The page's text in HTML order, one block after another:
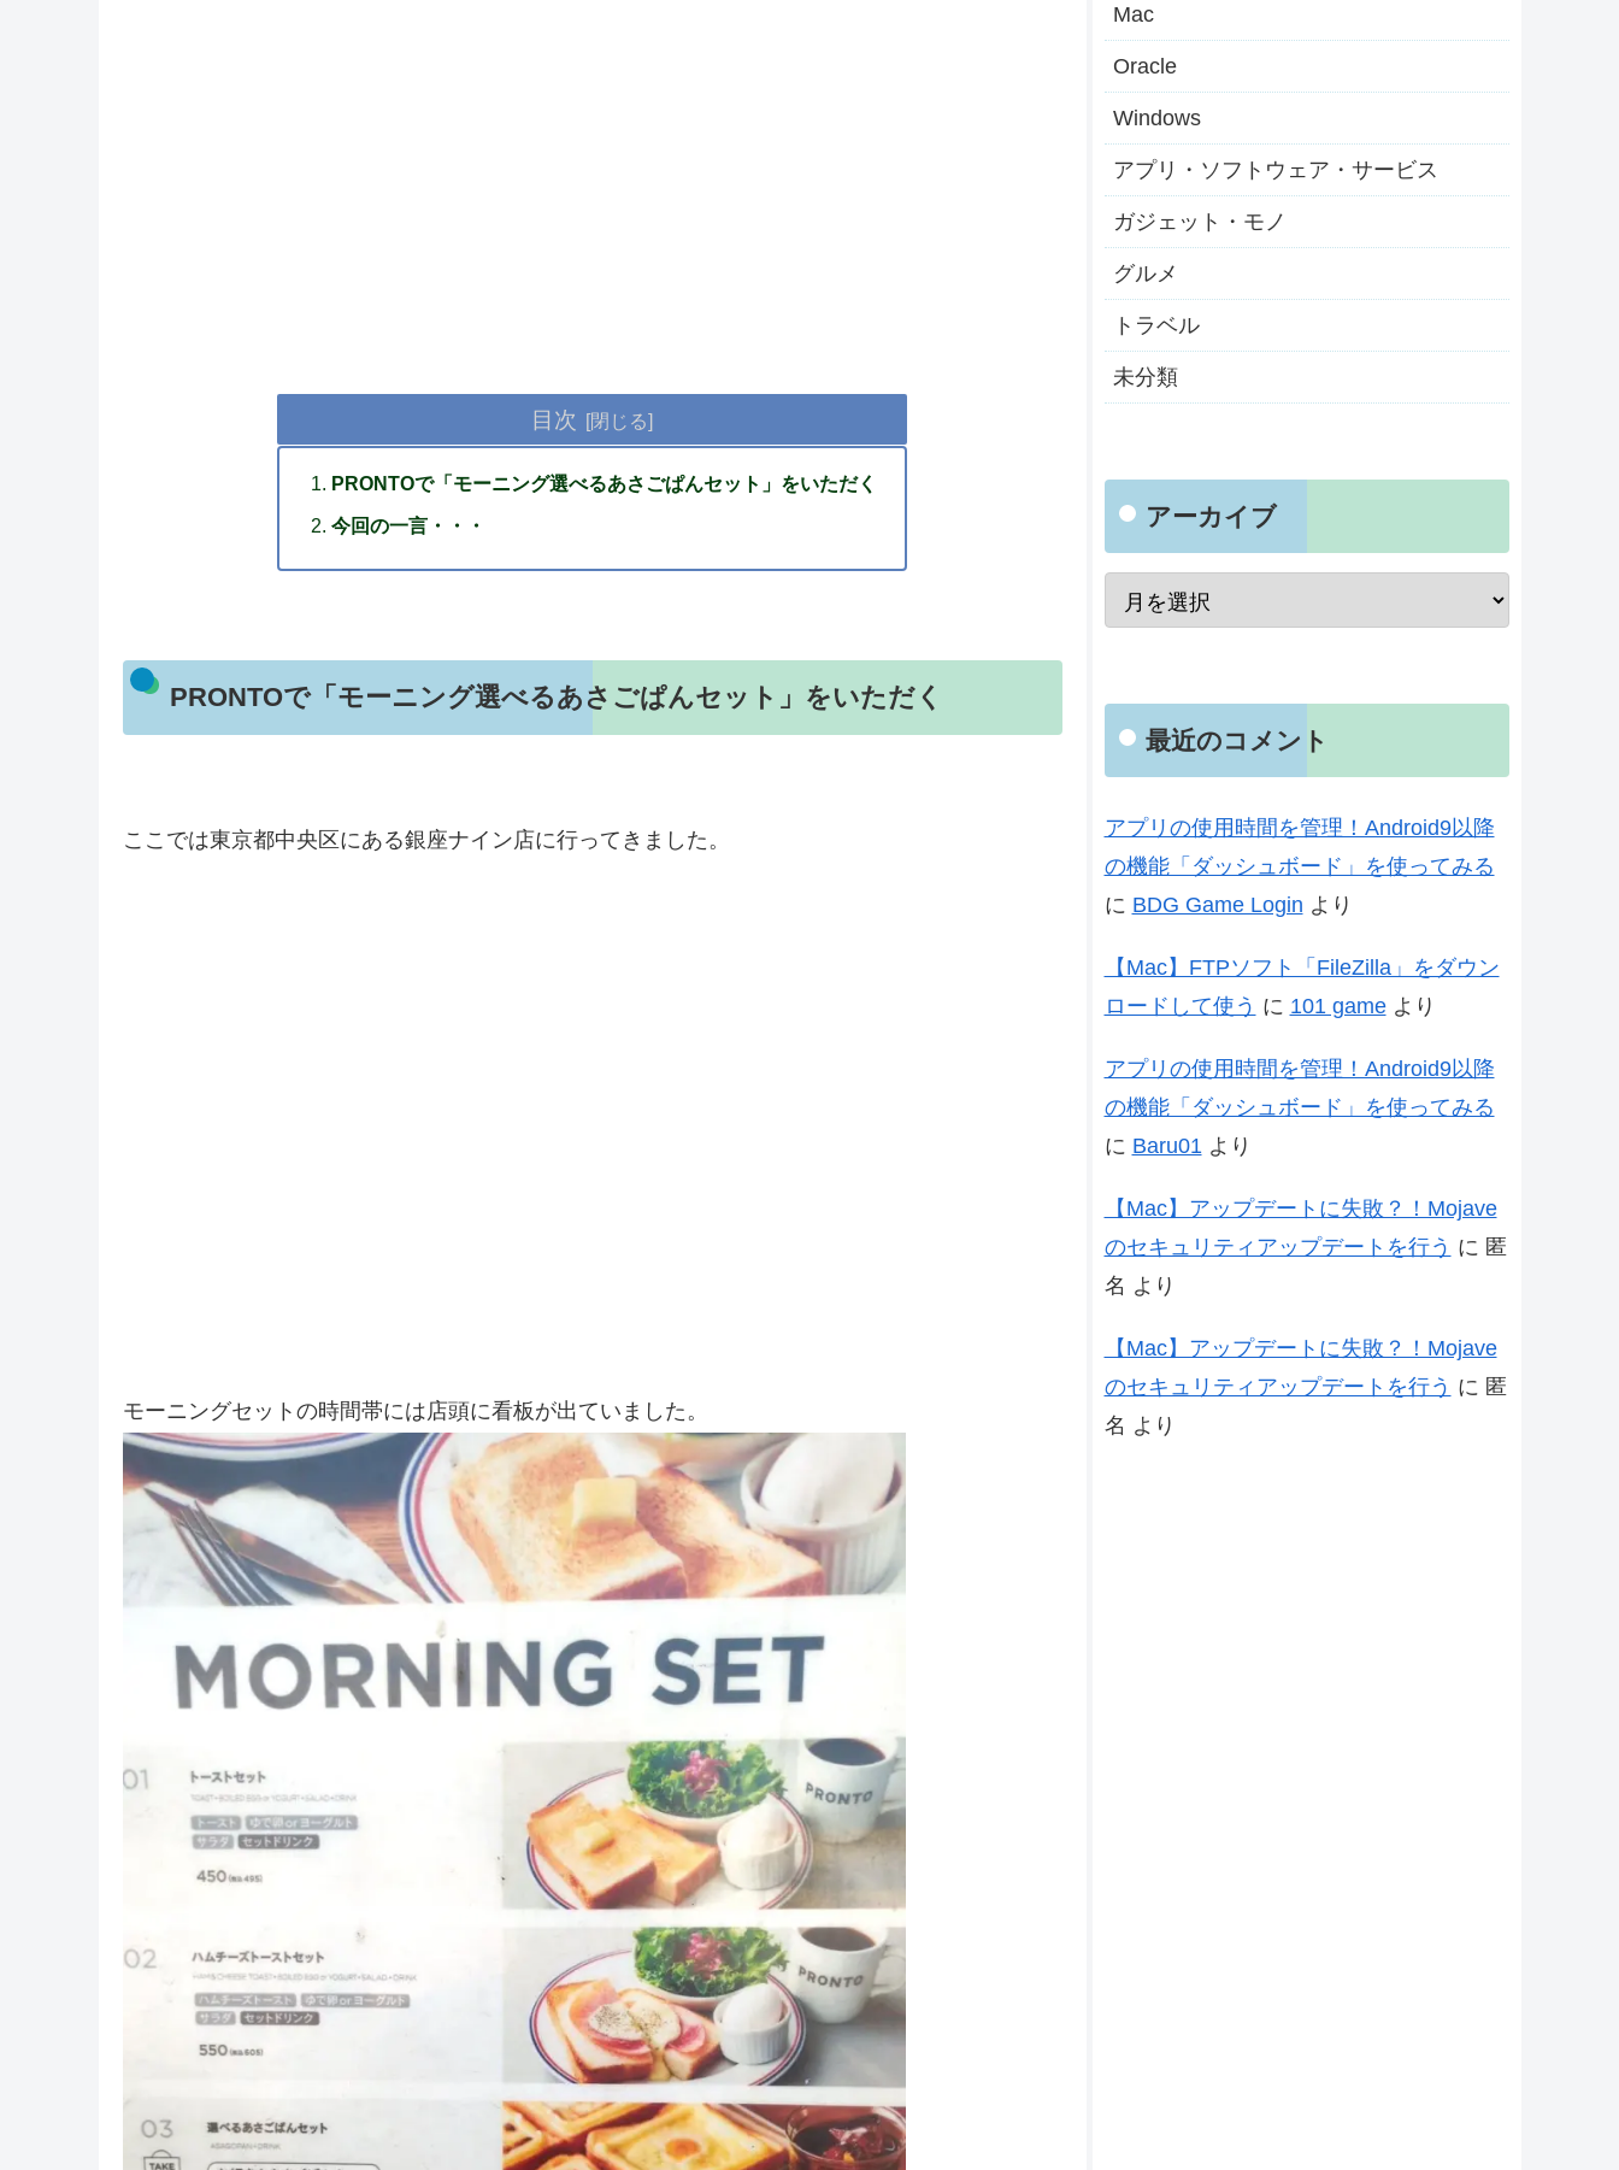
目次
PRONTOで「モーニング選べるあさごぱんセット」をいただく
今回の一言・・・
PRONTOで「モーニング選べるあさごぱんセット」をいただく
ここでは東京都中央区にある銀座ナイン店に行ってきました。
モーニングセットの時間帯には店頭に看板が出ていました。
Mac
Oracle
Windows
アプリ・ソフトウェア・サービス
ガジェット・モノ
グルメ
トラベル
未分類
アーカイブ
最近のコメント
アプリの使用時間を管理！Android9以降
の機能「ダッシュボード」を使ってみる
に BDG Game Login より
【Mac】FTPソフト「FileZilla」をダウン
ロードして使う に 101 gameより
アプリの使用時間を管理！Android9以降
の機能「ダッシュボード」を使ってみる
に Baru01 より
【Mac】アップデートに失敗？！Mojave
のセキュリティアップデートを行う に 匿
名 より
【Mac】アップデートに失敗？！Mojave
のセキュリティアップデートを行う に 匿
名 より